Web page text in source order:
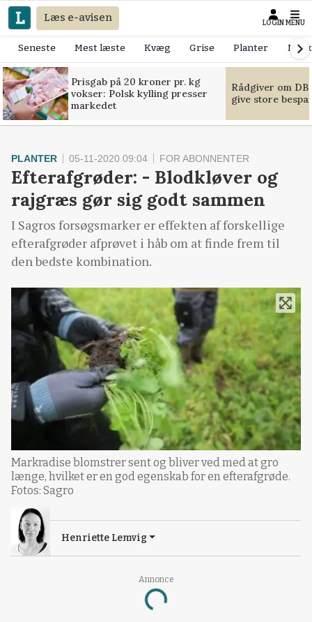
Læs e-avisen LOGIN MENU
Seneste Mest læste Kvæg Grise Planter
Prisgab på 20 kroner pr. kg
vokser: Polsk kylling presser
markedet
Rådgiver om
give store
Annonce
Loading...
PLANTER 05-11-2020 09:04 FOR ABONNENTER
Efterafgrøder: - Blodkløver og
rajgræs gør sig godt sammen
I Sagros forsøgsmarker er effekten af forskellige
efterafgrøder afprøvet i håb om at finde frem til
den bedste kombination.
Markradise blomstrer sent og bliver ved med at gro
længe, hvilket er en god egenskab for en efterafgrøde.
Fotos: Sagro
Henriette Lemvig